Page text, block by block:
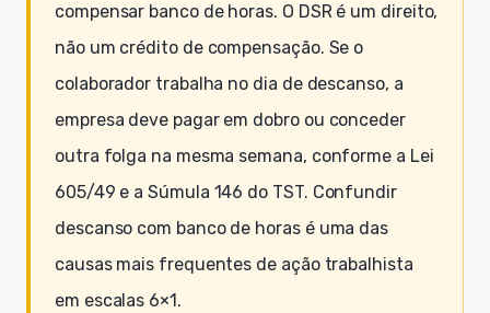
compensar banco de horas. O DSR é um direito,
não um crédito de compensação. Se o
colaborador trabalha no dia de descanso, a
empresa deve pagar em dobro ou conceder
outra folga na mesma semana, conforme a Lei
605/49 e a Súmula 146 do TST. Confundir
descanso com banco de horas é uma das
causas mais frequentes de ação trabalhista
em escalas 6×1.